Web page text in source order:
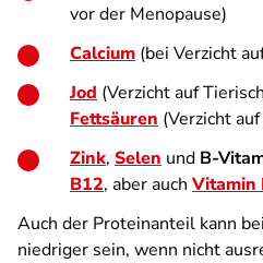
vor der Menopause)
Calcium (bei Verzicht
Jod (Verzicht auf
Fettsäuren (Verzicht
Zink, Selen und B-
B12, aber auch Vitamin
Auch der Proteinanteil kann
niedriger sein, wenn nicht